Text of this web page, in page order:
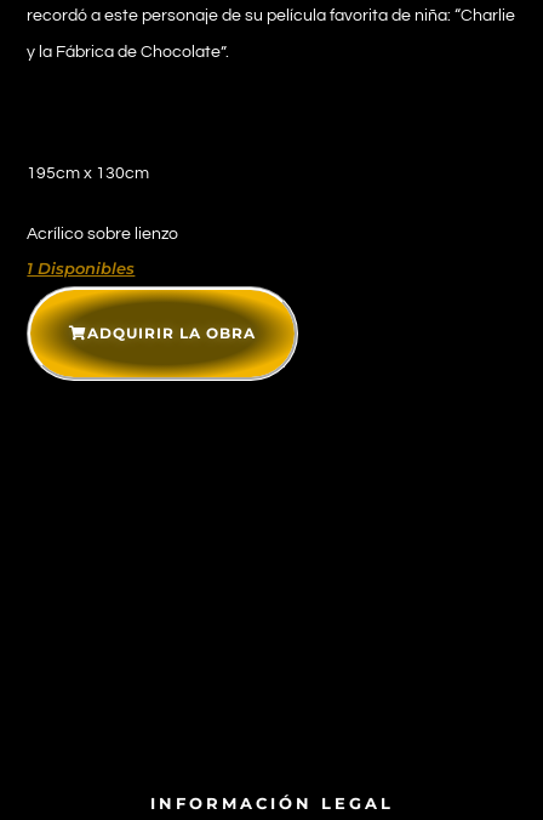
recordó a este personaje de su película favorita de niña: “Charlie
y la Fábrica de Chocolate”.
195cm x 130cm
Acrílico sobre lienzo
1 Disponibles
ADQUIRIR LA OBRA
INFORMACIÓN LEGAL